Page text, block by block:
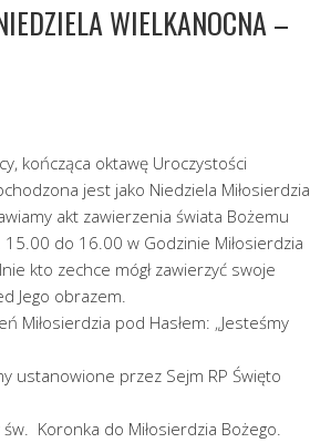
WIELKANOCNA –
kończąca oktawę Uroczystości
jest jako Niedziela Miłosierdzia
akt zawierzenia świata Bożemu
do 16.00 w Godzinie Miłosierdzia
kto zechce mógł zawierzyć swoje
Jego obrazem.
Miłosierdzia pod Hasłem: „Jesteśmy
ustanowione przez Sejm RP Święto
Koronka do Miłosierdzia Bożego.